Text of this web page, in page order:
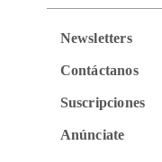
Newsletters
Contáctanos
Suscripciones
Anúnciate